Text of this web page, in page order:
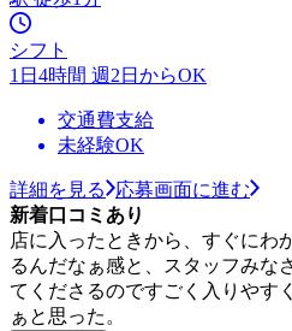
シフト
1日4時間 週2日からOK
交通費支給
未経験OK
詳細を見る
応募画面に進む
新着口コミあり
店に入ったときから、すぐにわ
るんだなぁ感と、スタッフみな
てくださるのですごく入りやす
ぁと思った。